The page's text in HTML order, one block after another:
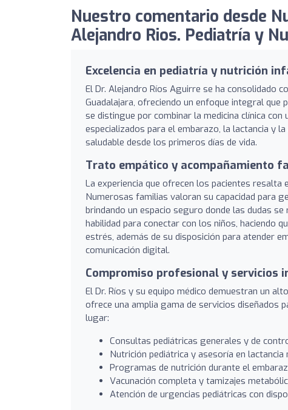
Nuestro comentario desde
Alejandro Rios. Pediatría y
Excelencia en pediatría y nutrición
El Dr. Alejandro Ríos Aguirre se ha consolidado
Guadalajara, ofreciendo un enfoque integral
se distingue por combinar la medicina clínica
especializados para el embarazo, la lactancia y
saludable desde los primeros días de vida.
Trato empático y acompañamiento
La experiencia que ofrecen los pacientes resalta
Numerosas familias valoran su capacidad para
brindando un espacio seguro donde las dudas
habilidad para conectar con los niños, haciendo
estrés, además de su disposición para atender
comunicación digital.
Compromiso profesional y servicios
El Dr. Ríos y su equipo médico demuestran un
ofrece una amplia gama de servicios diseñados
lugar:
Consultas pediátricas generales y de
Nutrición pediátrica y asesoría en lactancia
Programas de nutrición durante el
Vacunación completa y tamizajes
Atención de urgencias pediátricas con